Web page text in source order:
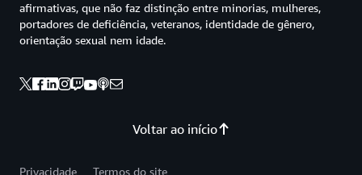
Voltar ao início
afirmativas, que não faz distinção entre minorias, mulheres,
portadores de deficiência, veteranos, identidade de gênero,
orientação sexual nem idade.
Privacidade Termos do site